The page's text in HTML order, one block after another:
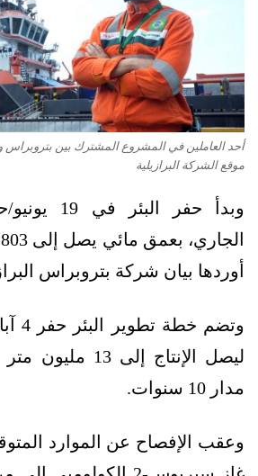
أحد العاملين في المشروع المشترك بين بتروبراس
موقع الشركة البرازيلية
وبدأ حفر
أوردها بيان شركة بتروبراس
ليصل الإنتاج
مدار 10 سنوات.
وعقب الإفصاح عن الموارد